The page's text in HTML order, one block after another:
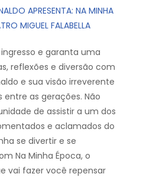
APRESENTA: NA MINHA
MIGUEL FALABELLA
e garanta uma
reflexões e diversão com
e sua visão irreverente
entre as gerações. Não
de assistir a um dos
e aclamados do
se divertir e se
Na Minha Época, o
vai fazer você repensar